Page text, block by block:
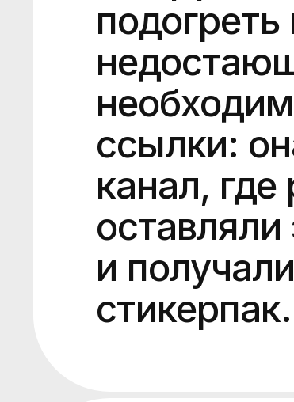
ссылки:
канал, где
и
стикерпак.